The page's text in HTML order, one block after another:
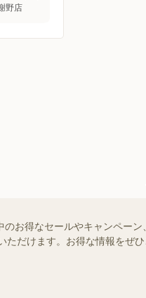
野店
お得なセールやキャンペーン
だけます。お得な情報をぜひ